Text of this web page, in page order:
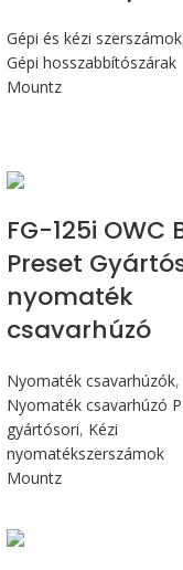
Gépi és kézi szerszámok
Gépi hosszabbítószárak
Mountz
FG-125i OWC
Preset
nyomaték
csavarhúzó
Nyomaték csavarhúzók,
Nyomaték csavarhúzó
gyártósori, Kézi
nyomatékszerszámok
Mountz